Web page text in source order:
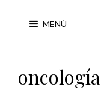
MENÚ
oncología